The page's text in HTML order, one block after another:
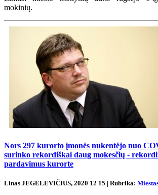
mokinių.
Nors 297 kurorto įmonės nukentėjo nuo
surinko rekordiškai daug mokesčių -
pardavimus kurorte
Linas JEGELEVIČIUS, 2020 12 15 | Rubrika: